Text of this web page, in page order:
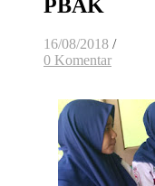
PBAK
16/08/2018 /
0 Komentar